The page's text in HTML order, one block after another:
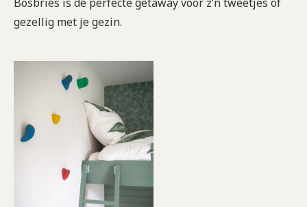
gezellig met je gezin.